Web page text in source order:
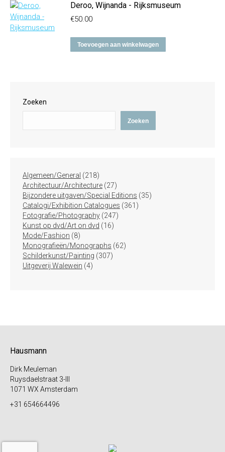
Deroo, Wijnanda - Rijksmuseum
€50.00
Toevoegen aan winkelwagen
Zoeken
Zoeken
Algemeen/General 218218
producten
Architectuur/Architecture 2727
producten
Bijzondere uitgaven/Special Editions 3535
Catalogi/Exhibition Catalogues 361 361
Fotografie/Photography 247247
Kunst op dvd/Art on dvd 1616
Mode/Fashion 88
producten
Monografieën/Monographs 6262
Schilderkunst/Painting 307307
Uitgeverij Walewein 44
Hausmann
Dirk Meuleman
Ruysdaelstraat 3-III
1071 WX Amsterdam
+31 654664496